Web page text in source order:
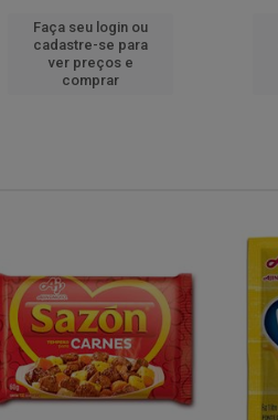
Faça seu login ou
cadastre-se para
ver preços e
comprar